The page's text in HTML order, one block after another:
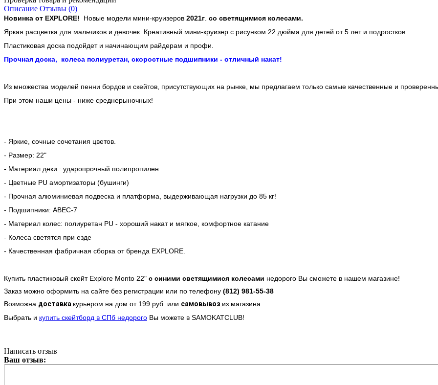
Описание Отзывы (0)
Новинка от EXPLORE! Новые модели мини-круизеров 2021г со светящимися колесами.
Яркая расцветка для мальчиков и девочек. Креативный мини-круизер с рисунком 22 дюйма для детей от 5 лет и подростков.
Пластиковая доска подойдет и начинающим райдерам и профи.
Прочная доска, колеса полиуретан, скоростные подшипники - отличный накат!
Из множества моделей пенни бордов и скейтов, присутствующих на рынке, мы предлагаем только самые качественные и
При этом наши цены - ниже среднерыночных!
- Яркие, сочные сочетания цветов.
- Размер: 22"
- Материал деки : ударопрочный полипропилен
- Цветные PU амортизаторы (бушинги)
- Прочная алюминиевая подвеска и платформа, выдерживающая нагрузки до 85 кг!
- Подшипники: ABEC-7
- Материал колес: полиуретан PU - хороший накат и мягкое, комфортное катание
- Колеса светятся при езде
- Качественная фабричная сборка от бренда EXPLORE.
Купить пластиковый скейт Explore Monto 22" с синими светящимися колесами недорого Вы сможете в нашем магазине!
Заказ можно оформить на сайте без регистрации или по телефону (812) 981-55-38
Возможна доставка курьером на дом от 199 руб. или самовывоз из магазина.
Выбрать и купить скейтборд в СПб недорого Вы можете в SAMOKATCLUB!
Написать отзыв
Ваш отзыв: